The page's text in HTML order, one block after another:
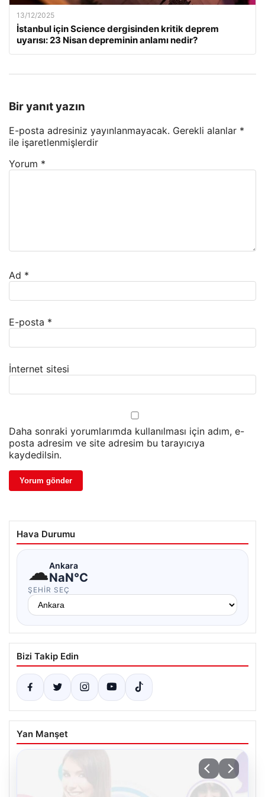
13/12/2025
İstanbul için Science dergisinden kritik deprem
uyarısı: 23 Nisan depreminin anlamı nedir?
Bir yanıt yazın
E-posta adresiniz yayınlanmayacak. Gerekli alanlar *
ile işaretlenmişlerdir
Yorum *
Ad *
E-posta *
İnternet sitesi
Daha sonraki yorumlarımda kullanılması için adım, e-
posta adresim ve site adresim bu tarayıcıya
kaydedilsin.
Hava Durumu
☁Ankara
NaN°C
ŞEHIR SEÇ
Bizi Takip Edin
Yan Manşet